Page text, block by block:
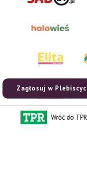
Zagłosuj w
Wróć do TPR